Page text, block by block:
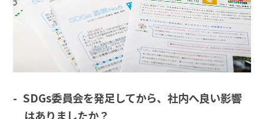
SDGs委員会を発足してから、社内へ良い影響
はありましたか？